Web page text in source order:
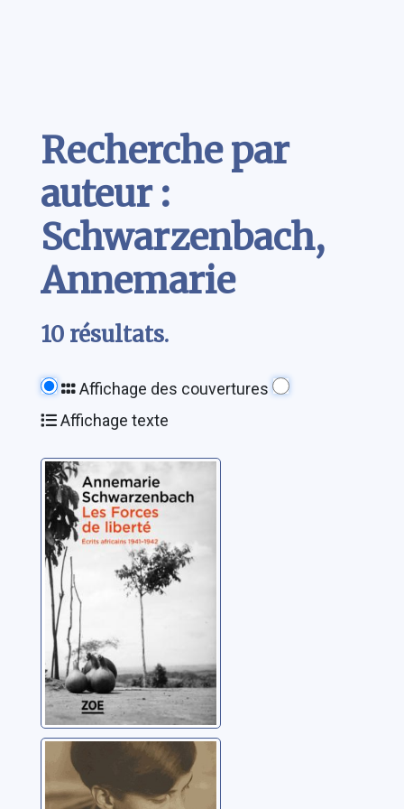
Recherche par
auteur :
Schwarzenbach,
Annemarie
10 résultats.
Affichage des couvertures
Affichage texte
Les forces de
liberté: écrits
africains, 1941-
1942
Schwarzenbach,
Annemarie
Toucher le coeur
des hommes: